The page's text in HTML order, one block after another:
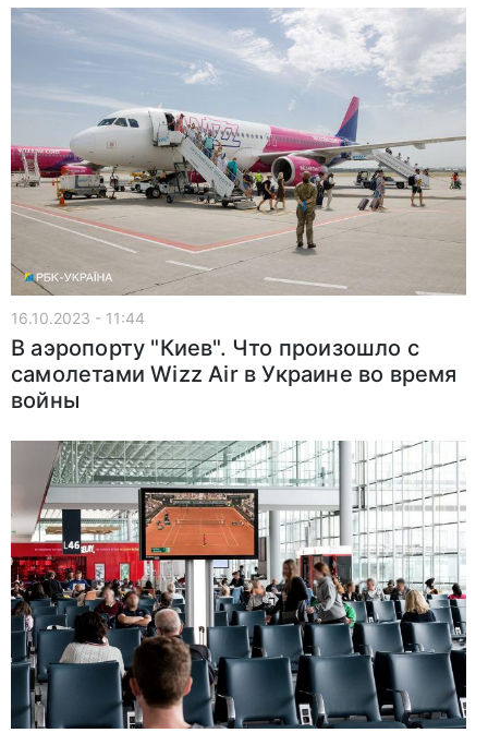
16.10.2023 - 11:44
В аэропорту "Киев". Что произошло с
самолетами Wizz Air в Украине во время
войны